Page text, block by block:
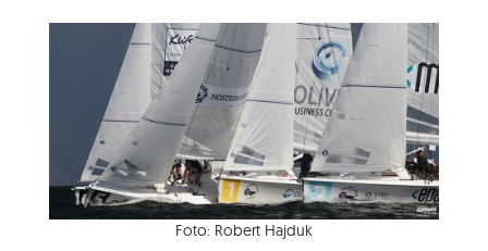
Foto: Robert Hajduk